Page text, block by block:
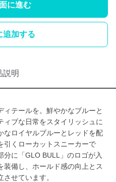
に進む
追加する
説明
テールを。鮮やかなブルーと
ィブな日常をスタイリッシュに
なロイヤルブルーとレッドを配
引くローカットスニーカーで
に「GLO BULL」のロゴが入
装備し、ホールド感の向上とス
せています。